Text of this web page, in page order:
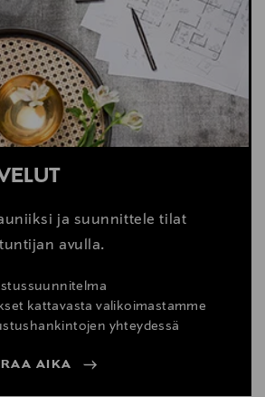
matalanukkainen
ja suunnittele tilat
avulla.
kattavasta valikoimastamme
yhteydessä
AIKA